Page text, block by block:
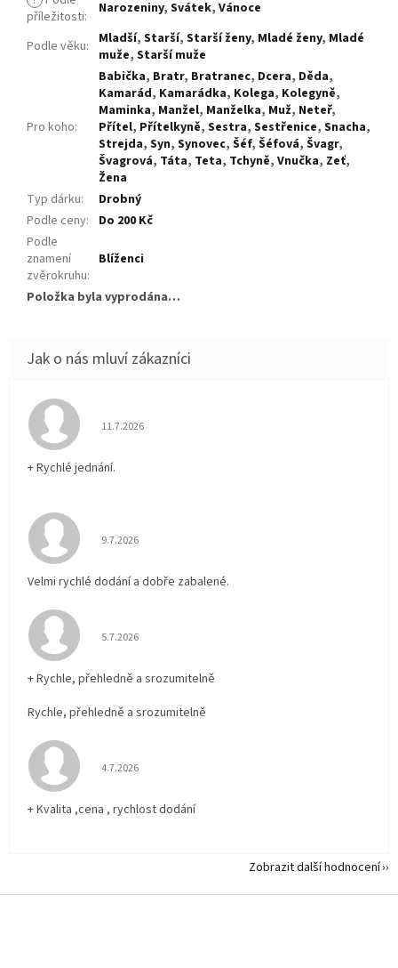
příležitosti: Narozeniny, Svátek, Vánoce
Podle věku: Mladší, Starší, Starší ženy, Mladé ženy, Mladé
muže, Starší muže
Pro koho:
Babička, Bratr, Bratranec, Dcera, Děda,
Kamarád, Kamarádka, Kolega, Kolegyně,
Maminka, Manžel, Manželka, Muž, Neteř,
Přítel, Přítelkyně, Sestra, Sestřenice, Snacha,
Strejda, Syn, Synovec, Šéf, Šéfová, Švagr,
Švagrová, Táta, Teta, Tchyně, Vnučka, Zeť,
Žena
Typ dárku:
Drobný
Podle ceny:
Do 200 Kč
Podle
znamení
zvěrokruhu:
Blíženci
Položka byla vyprodána…
Hodnocení obchodu je 5 z 5 hvězdiček.
11.7.2026
+ Rychlé jednání.
Hodnocení obchodu je 5 z 5 hvězdiček.
9.7.2026
Velmi rychlé dodání a dobře zabalené.
Hodnocení obchodu je 5 z 5 hvězdiček.
5.7.2026
+ Rychle, přehledně a srozumitelně
Rychle, přehledně a srozumitelně
Hodnocení obchodu je 5 z 5 hvězdiček.
4.7.2026
+ Kvalita ,cena , rychlost dodání
Zobrazit další hodnocení